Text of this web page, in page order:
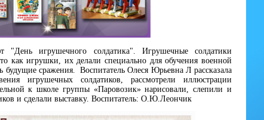
"День игрушечного солдатика". Игрушечные солдатики
как игрушки, их делали специально для обучения военной
будущие сражения. Воспитатель Олеся Юрьевна Л рассказала
игрушечных солдатиков, рассмотрели иллюстрации
к школе группы «Паровозик» нарисовали, слепили и
и сделали выставку. Воспитатель: О.Ю.Леончик